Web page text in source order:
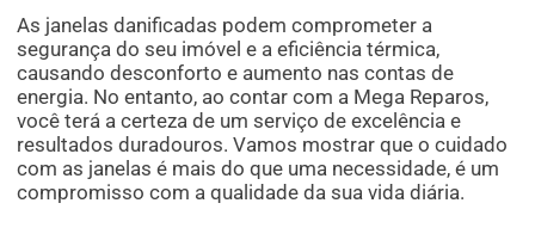
As janelas danificadas podem comprometer a
segurança do seu imóvel e a eficiência térmica,
causando desconforto e aumento nas contas de
energia. No entanto, ao contar com a Mega Reparos,
você terá a certeza de um serviço de excelência e
resultados duradouros. Vamos mostrar que o cuidado
com as janelas é mais do que uma necessidade, é um
compromisso com a qualidade da sua vida diária.